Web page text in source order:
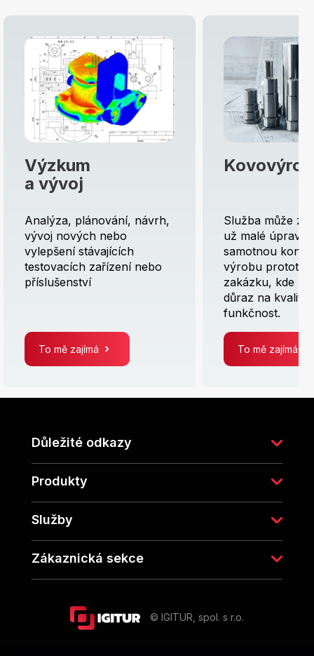
Výzkum
a vývoj
Analýza, plánování, návrh,
vývoj nových nebo
vylepšení stávajících
testovacích zařízení nebo
příslušenství
To mě zajímá
Služba může
už malé úpravy
samotnou
výrobu
zakázku, kde
důraz na kvalitu
funkčnost.
To mě zajímá
Důležité odkazy
Produkty
Služby
Zákaznická sekce
© IGITUR, spol. s r.o.